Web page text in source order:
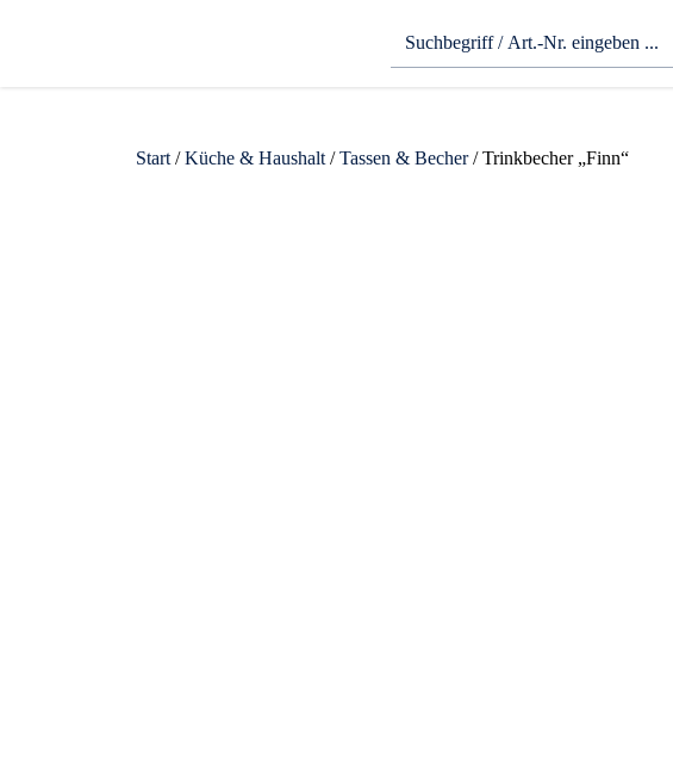
Start /Küche & Haushalt /Tassen & Becher/ Trinkbecher „Finn“